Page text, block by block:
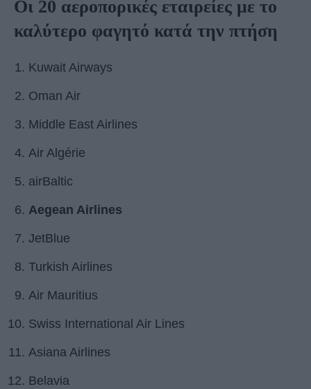
Οι 20 αεροπορικές εταιρείες με το
καλύτερο φαγητό κατά την πτήση
Kuwait Airways
Oman Air
Middle East Airlines
Air Algérie
airBaltic
Aegean Airlines
JetBlue
Turkish Airlines
Air Mauritius
Swiss International Air Lines
Asiana Airlines
Belavia